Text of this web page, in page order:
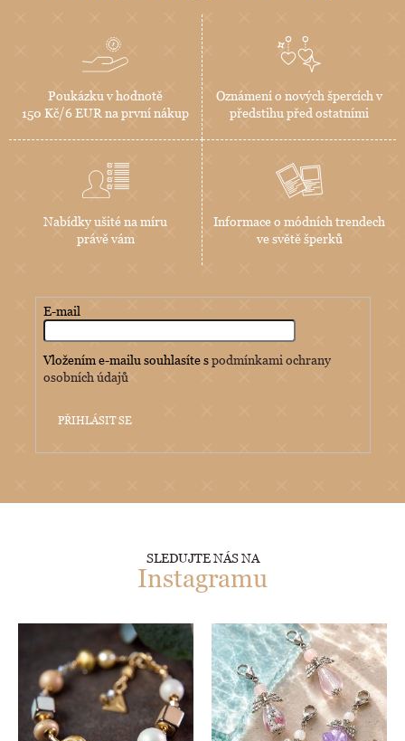
Poukázku v hodnotě
150 Kč/6 EUR na první nákup
Oznámení o nových špercích v
předstihu před ostatními
Nabídky ušité na míru
právě vám
Informace o módních trendech
ve světě šperků
E-mail
Vložením e-mailu souhlasíte spodmínkami ochrany
osobních údajů
PŘIHLÁSIT SE
SLEDUJTE NÁS NA
Instagramu